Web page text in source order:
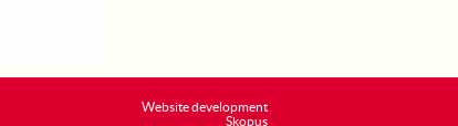
Website development
Skopus